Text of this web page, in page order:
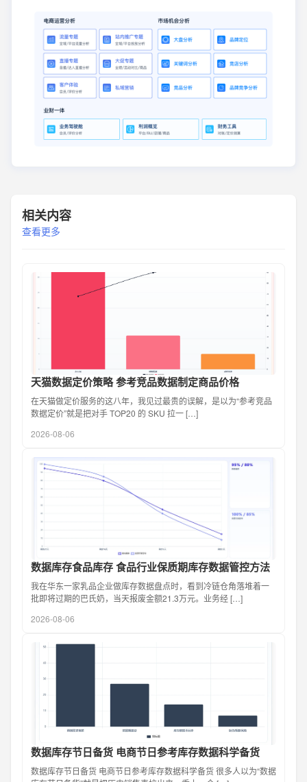
相关内容
查看更多
天猫数据定价策略 参考竞品数据制定商品价格
在天猫做定价服务的这八年，我见过最贵的误解，是以为“参考竞品
数据定价”就是把对手 TOP20 的 SKU 拉一 […]
2026-08-06
数据库存食品库存 食品行业保质期库存数据管控方法
我在华东一家乳品企业做库存数据盘点时，看到冷链仓角落堆着一
批即将过期的巴氏奶，当天报废金额21.3万元。业务经 […]
2026-08-06
数据库存节日备货 电商节日参考库存数据科学备货
数据库存节日备货 电商节日参考库存数据科学备货 很多人以为“数据